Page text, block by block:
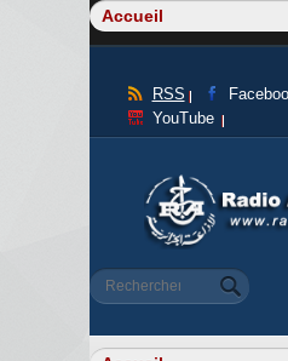
RSS
YouTube
Formulaire de
Rechercher